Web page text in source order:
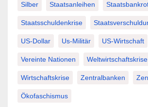
Silber Staatsanleihen
Staatsschuldenkrise
US-Dollar Us-Militär US-Wirtschaft
Vereinte Nationen Weltwirtschaftskrise
Wirtschaftskrise Zentralbanken
Ökofaschismus